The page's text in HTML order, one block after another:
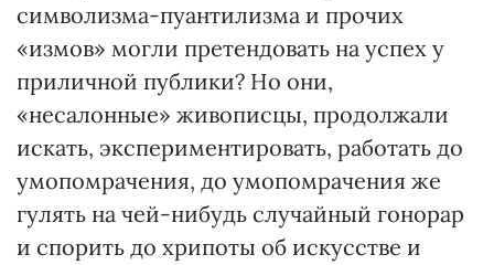
символизма-пуантилизма и прочих
«измов» могли претендовать на успех у
приличной публики? Но они,
«несалонные» живописцы, продолжали
искать, экспериментировать, работать до
умопомрачения, до умопомрачения же
гулять на чей-нибудь случайный гонорар
и спорить до хрипоты об искусстве и